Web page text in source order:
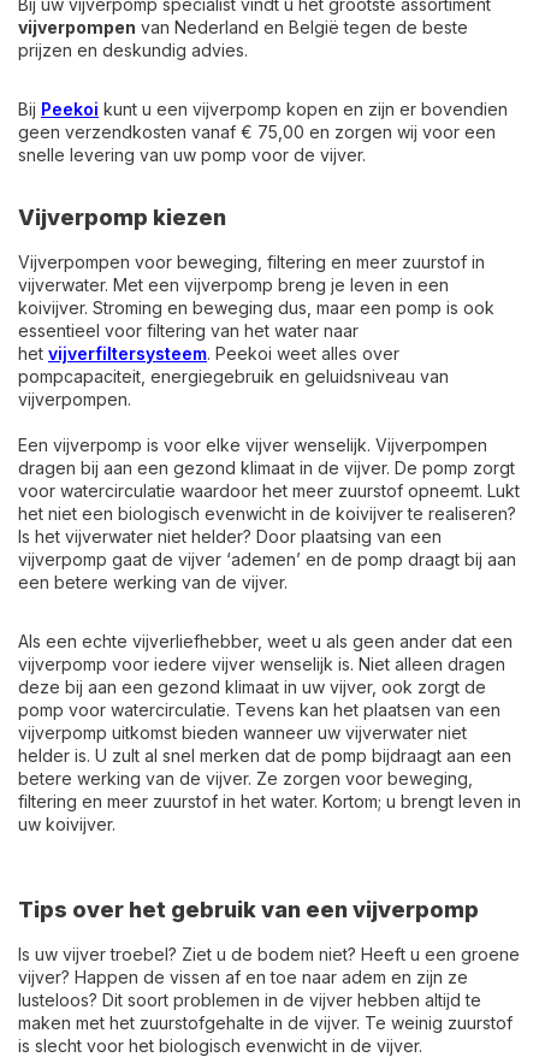
Bij uw vijverpomp specialist vindt u het grootste assortiment
vijverpompen van Nederland en België tegen de beste
prijzen en deskundig advies.
Bij Peekoi kunt u een vijverpomp kopen en zijn er bovendien
geen verzendkosten vanaf € 75,00 en zorgen wij voor een
snelle levering van uw pomp voor de vijver.
Vijverpomp kiezen
Vijverpompen voor beweging, filtering en meer zuurstof in
vijverwater. Met een vijverpomp breng je leven in een
koivijver. Stroming en beweging dus, maar een pomp is ook
essentieel voor filtering van het water naar
het vijverfiltersysteem. Peekoi weet alles over
pompcapaciteit, energiegebruik en geluidsniveau van
vijverpompen.
Een vijverpomp is voor elke vijver wenselijk. Vijverpompen
dragen bij aan een gezond klimaat in de vijver. De pomp zorgt
voor watercirculatie waardoor het meer zuurstof opneemt. Lukt
het niet een biologisch evenwicht in de koivijver te realiseren?
Is het vijverwater niet helder? Door plaatsing van een
vijverpomp gaat de vijver ‘ademen’ en de pomp draagt bij aan
een betere werking van de vijver.
Als een echte vijverliefhebber, weet u als geen ander dat een
vijverpomp voor iedere vijver wenselijk is. Niet alleen dragen
deze bij aan een gezond klimaat in uw vijver, ook zorgt de
pomp voor watercirculatie. Tevens kan het plaatsen van een
vijverpomp uitkomst bieden wanneer uw vijverwater niet
helder is. U zult al snel merken dat de pomp bijdraagt aan een
betere werking van de vijver. Ze zorgen voor beweging,
filtering en meer zuurstof in het water. Kortom; u brengt leven in
uw koivijver.
Tips over het gebruik van een vijverpomp
Is uw vijver troebel? Ziet u de bodem niet? Heeft u een groene
vijver? Happen de vissen af en toe naar adem en zijn ze
lusteloos? Dit soort problemen in de vijver hebben altijd te
maken met het zuurstofgehalte in de vijver. Te weinig zuurstof
is slecht voor het biologisch evenwicht in de vijver.